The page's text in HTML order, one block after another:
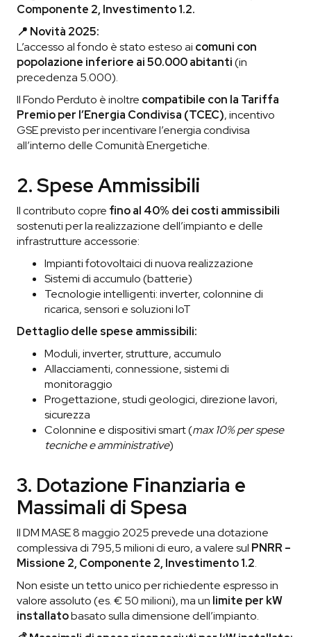
Componente 2, Investimento 1.2.
📍 Novità 2025:
L’accesso al fondo è stato esteso ai comuni con
popolazione inferiore ai 50.000 abitanti(in
precedenza 5.000).
Il Fondo Perduto è inoltre compatibile con la Tariffa
Premio per l’Energia Condivisa (TCEC), incentivo
GSE previsto per incentivare l’energia condivisa
all’interno delle Comunità Energetiche.
2. Spese Ammissibili
Il contributo copre fino al 40% dei costi ammissibili
sostenuti per la realizzazione dell’impianto e delle
infrastrutture accessorie:
Impianti fotovoltaici di nuova realizzazione
Sistemi di accumulo (batterie)
Tecnologie intelligenti: inverter, colonnine di
ricarica, sensori e soluzioni IoT
Dettaglio delle spese ammissibili:
Moduli, inverter, strutture, accumulo
Allacciamenti, connessione, sistemi di
monitoraggio
Progettazione, studi geologici, direzione lavori,
sicurezza
Colonnine e dispositivi smart (max 10% per spese
tecniche e amministrative)
3. Dotazione Finanziaria e
Massimali di Spesa
Il DM MASE 8 maggio 2025 prevede una dotazione
complessiva di 795,5 milioni di euro, a valere sul PNRR –
Missione 2, Componente 2, Investimento 1.2.
Non esiste un tetto unico per richiedente espresso in
valore assoluto (es. € 50 milioni), ma un limite per kW
installatobasato sulla dimensione dell’impianto.